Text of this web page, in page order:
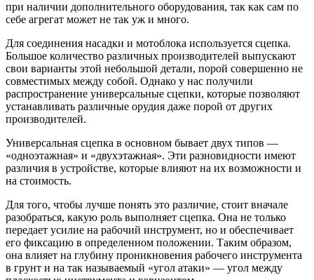
при наличии дополнительного оборудования, так как сам по
себе агрегат может не так уж и много.
Для соединения насадки и мотоблока используется сцепка.
Большое количество различных производителей выпускают
свои варианты этой небольшой детали, порой совершенно не
совместимых между собой. Однако у нас получили
распространение универсальные сцепки, которые позволяют
устанавливать различные орудия даже порой от других
производителей.
Универсальная сцепка в основном бывает двух типов —
«одноэтажная» и «двухэтажная». Эти разновидности имеют
различия в устройстве, которые влияют на их возможности и
на стоимость.
Для того, чтобы лучше понять это различие, стоит вначале
разобраться, какую роль выполняет сцепка. Она не только
передает усилие на рабочий инструмент, но и обеспечивает
его фиксацию в определенном положении. Таким образом,
она влияет на глубину проникновения рабочего инструмента
в грунт и на так называемый «угол атаки» — угол между